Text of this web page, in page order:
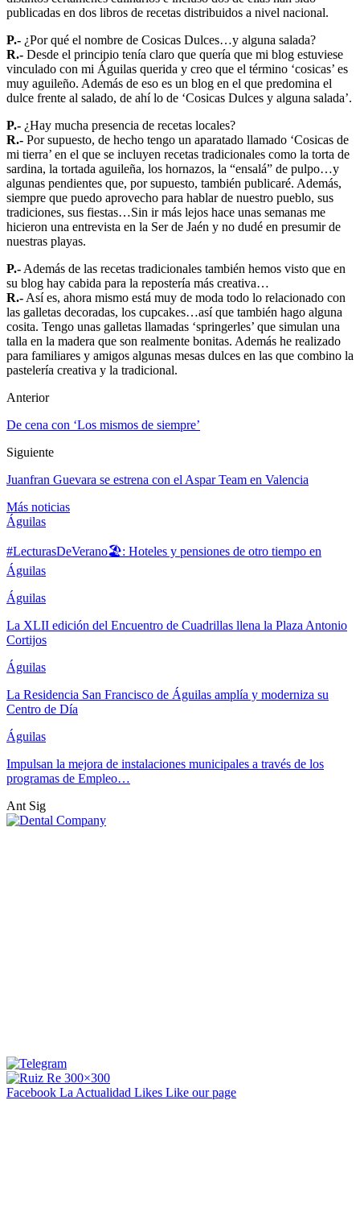
publicadas en dos libros de recetas distribuidos a nivel nacional.
P.- ¿Por qué el nombre de Cosicas Dulces…y alguna salada?
R.- Desde el principio tenía claro que quería que mi blog estuviese
vinculado con mi Águilas querida y creo que el término ‘cosicas’ es
muy aguileño. Además de eso es un blog en el que predomina el
dulce frente al salado, de ahí lo de ‘Cosicas Dulces y alguna salada’.
P.- ¿Hay mucha presencia de recetas locales?
R.- Por supuesto, de hecho tengo un aparatado llamado ‘Cosicas de
mi tierra’ en el que se incluyen recetas tradicionales como la torta de
sardina, la tortada aguileña, los hornazos, la “ensalá” de pulpo…y
algunas pendientes que, por supuesto, también publicaré. Además,
siempre que puedo aprovecho para hablar de nuestro pueblo, sus
tradiciones, sus fiestas…Sin ir más lejos hace unas semanas me
hicieron una entrevista en la Ser de Jaén y no dudé en presumir de
nuestras playas.
P.- Además de las recetas tradicionales también hemos visto que en
su blog hay cabida para la repostería más creativa…
R.- Así es, ahora mismo está muy de moda todo lo relacionado con
las galletas decoradas, los cupcakes…así que también hago alguna
cosita. Tengo unas galletas llamadas ‘springerles’ que simulan una
talla en la madera que son realmente bonitas. Además he realizado
para familiares y amigos algunas mesas dulces en las que combino la
pastelería creativa y la tradicional.
Anterior
De cena con ‘Los mismos de siempre’
Siguiente
Juanfran Guevara se estrena con el Aspar Team en Valencia
Más noticias
Águilas
#LecturasDeVerano🏖: Hoteles y pensiones de otro tiempo en
Águilas
Águilas
La XLII edición del Encuentro de Cuadrillas llena la Plaza Antonio
Cortijos
Águilas
La Residencia San Francisco de Águilas amplía y moderniza su
Centro de Día
Águilas
Impulsan la mejora de instalaciones municipales a través de los
programas de Empleo…
Ant Sig
Facebook La Actualidad Likes Like our page